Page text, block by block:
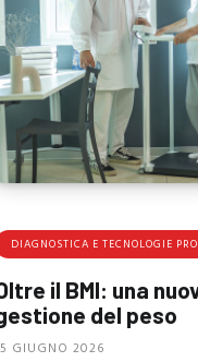
DIAGNOSTICA E TECNOLOGIE
il BMI: una
del peso
GIUGNO 2026